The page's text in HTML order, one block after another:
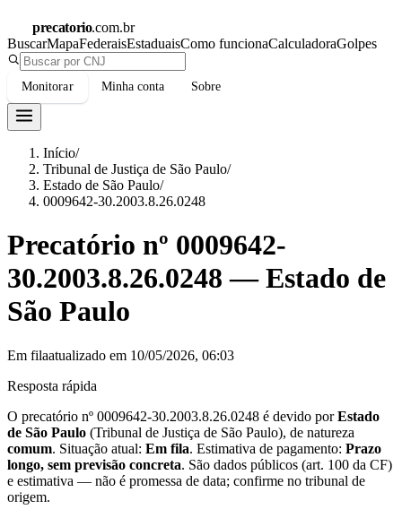
precatorio.com.br
BuscarMapaFederaisEstaduaisComo funcionaCalculadoraGolpes
Monitorar Minha conta Sobre
Início/
Tribunal de Justiça de São Paulo/
Estado de São Paulo/
0009642-30.2003.8.26.0248
Precatório nº 0009642-
30.2003.8.26.0248 —Estado de
São Paulo
Em filaatualizado em 10/05/2026, 06:03
Resposta rápida
O precatório nº 0009642-30.2003.8.26.0248 é devido porEstado
de São Paulo (Tribunal de Justiça de São Paulo), de natureza
comum. Situação atual: Em fila. Estimativa de pagamento: Prazo
longo, sem previsão concreta. São dados públicos (art. 100 da CF)
e estimativa — não é promessa de data; confirme no tribunal de
origem.